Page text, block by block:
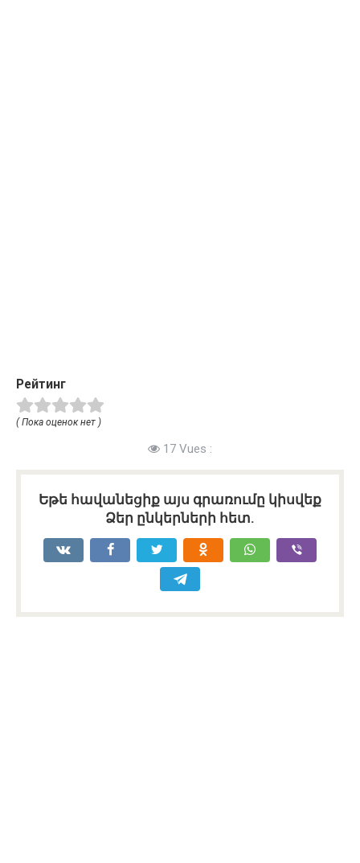
Рейтинг
( Пока оценок нет )
17 Vues :
Եթե հավանեցիք այս գրառումը կիսվեք
Ձեր ընկերների հետ.